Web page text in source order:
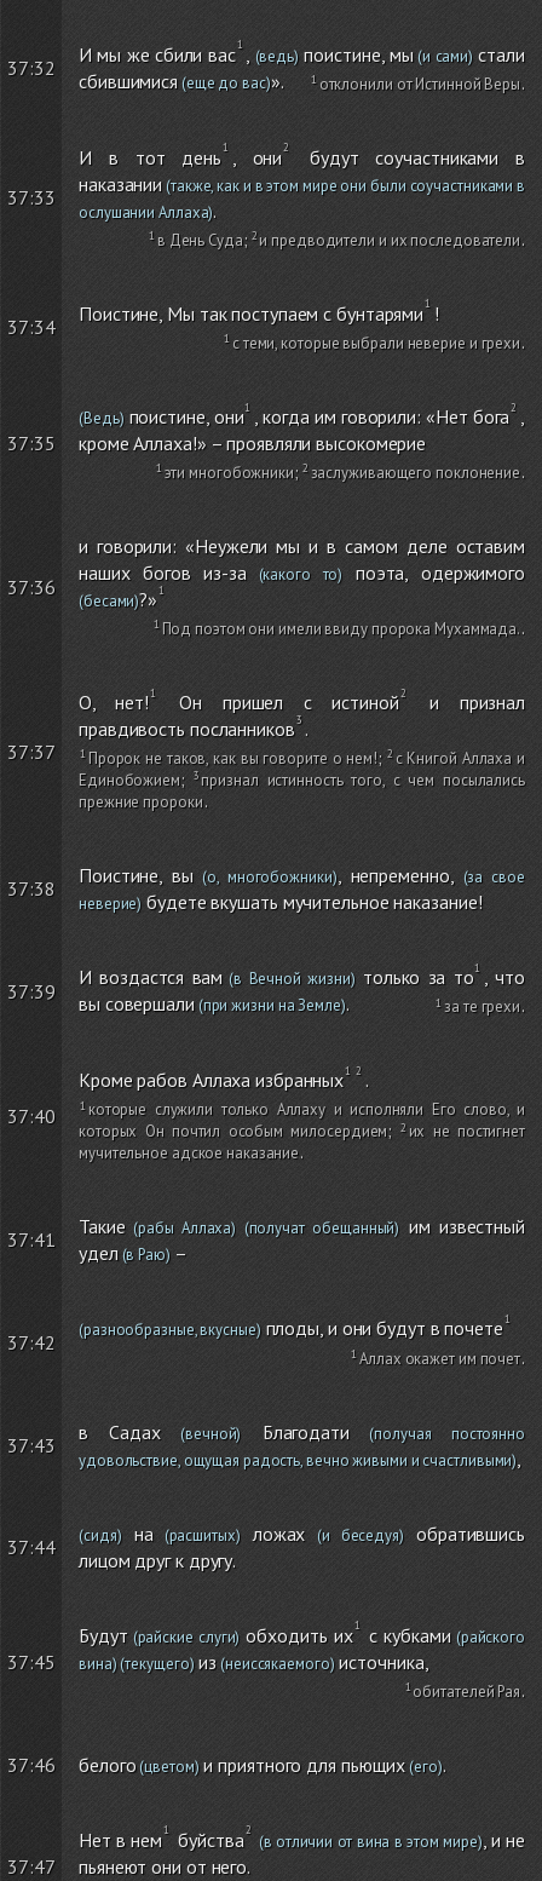
37:32
И мы же сбили вас (ведь) поистине, мы(и сами) стали
сбившимися (еще до вас)». отклонили от Истинной Веры.
37:33
И в тот день , они
будут соучастниками в
наказании (также, как и в этом мире они были соучастниками в
ослушании Аллаха).
в День Суда; и предводители и их последователи.
37:34
Поистине, Мы так поступаем с бунтарями !
с теми, которые выбрали неверие и грехи.
37:35
(Ведь)поистине, они , когда им говорили: «Нет бога
кроме Аллаха!» – проявляли высокомерие
эти многобожники; заслуживающего поклонение.
37:36
и говорили: «Неужели мы и в самом деле оставим
наших богов из-за(какого то) поэта, одержимого
(бесами)?»
Под поэтом они имели ввиду пророка Мухаммада..
37:37
О, нет! Он пришел с истиной
и признал
правдивость посланников .
Пророк не таков, как вы говорите о нем!;
с Книгой Аллаха и
Единобожием;
признал истинность того, с чем посылались
прежние пророки.
37:38
Поистине, вы (о, многобожники), непременно, (за свое
неверие) будете вкушать мучительное наказание!
37:39
И воздастся вам (в Вечной жизни)только за то , что
вы совершали(при жизни на Земле). за те грехи.
37:40
Кроме рабов Аллаха избранных .
которые служили только Аллаху и исполняли Его слово, и
которых Он почтил особым милосердием;
их не постигнет
мучительное адское наказание.
37:41
Такие(рабы Аллаха) (получат обещанный) им известный
удел(в Раю)–
37:42
(разнообразные, вкусные)плоды, и они будут в почете
Аллах окажет им почет.
37:43
в Садах(вечной) Благодати(получая постоянно
удовольствие, ощущая радость, вечно живыми и счастливыми)
37:44 (сидя)на(расшитых)ложах (и беседуя)обратившись
лицом друг к другу.
37:45
Будут(райские слуги) обходить их с кубками(райского
вина)(текущего)из(неиссякаемого)источника,
обитателей Рая.
37:46 белого(цветом)и приятного для пьющих(его).
37:47
Нет в нем буйства (в отличии от вина в этом мире), и не
пьянеют они от него.